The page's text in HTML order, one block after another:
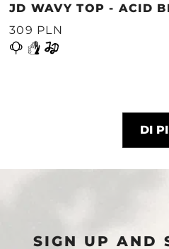
JD WAVY TOP - ACID
309 PLN
DI
SIGN UP AND